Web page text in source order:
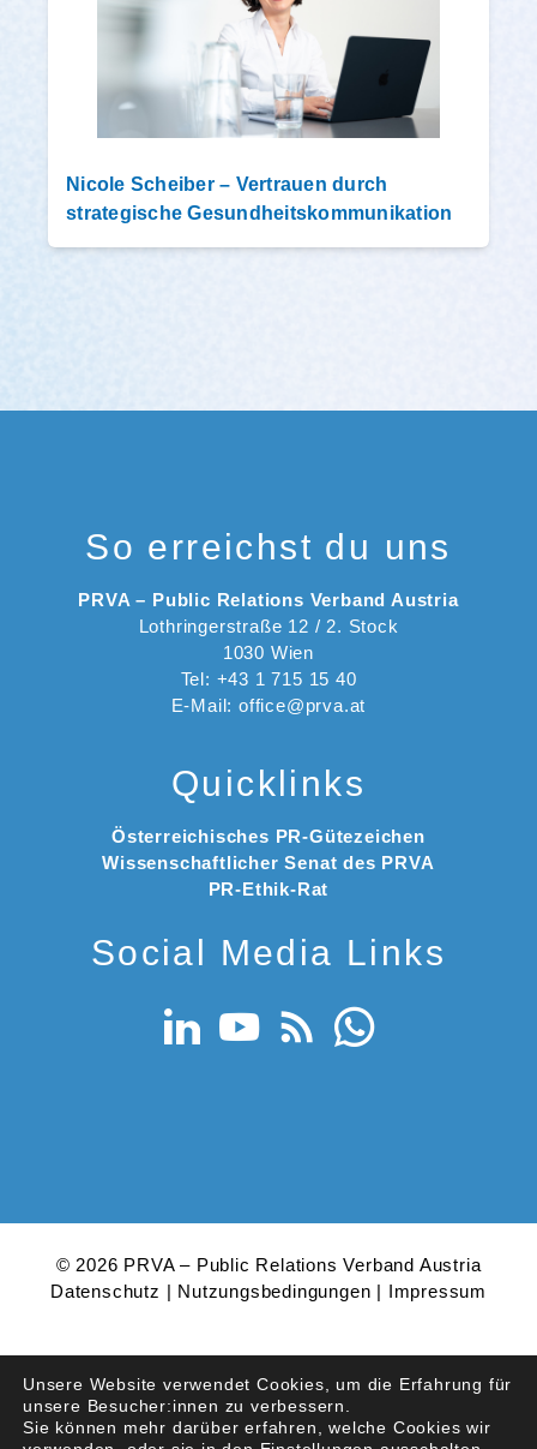
Nicole Scheiber – Vertrauen durch
strategische Gesundheitskommunikation
So erreichst du uns
PRVA – Public Relations Verband Austria
Lothringerstraße 12 / 2. Stock
1030 Wien
Tel: +43 1 715 15 40
E-Mail: office@prva.at
Quicklinks
Österreichisches PR-Gütezeichen
Wissenschaftlicher Senat des PRVA
PR-Ethik-Rat
Social Media Links
© 2026 PRVA – Public Relations Verband Austria
Datenschutz | Nutzungsbedingungen | Impressum
Unsere Website verwendet Cookies, um die Erfahrung für
unsere Besucher:innen zu verbessern.
Sie können mehr darüber erfahren, welche Cookies wir